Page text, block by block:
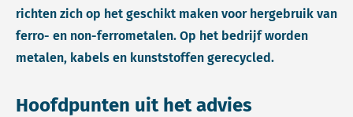
richten zich op het geschikt maken voor hergebruik van
ferro- en non-ferrometalen. Op het bedrijf worden
metalen, kabels en kunststoffen gerecycled.
Hoofdpunten uit het advies